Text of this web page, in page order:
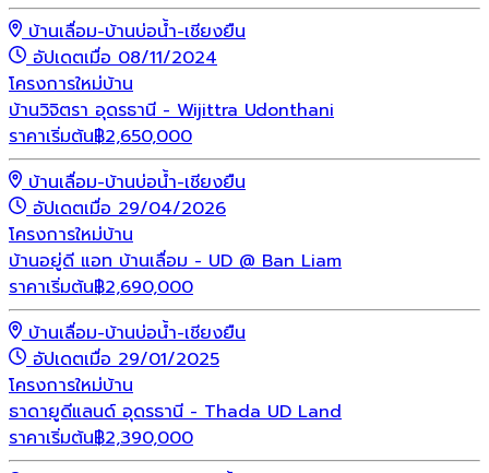
บ้านเลื่อม-บ้านบ่อน้ำ-เชียงยืน
อัปเดตเมื่อ 08/11/2024
โครงการใหม่บ้าน
บ้านวิจิตรา อุดรธานี - Wijittra Udonthani
ราคาเริ่มต้น฿2,650,000
บ้านเลื่อม-บ้านบ่อน้ำ-เชียงยืน
อัปเดตเมื่อ 29/04/2026
โครงการใหม่บ้าน
บ้านอยู่ดี แอท บ้านเลื่อม - UD @ Ban Liam
ราคาเริ่มต้น฿2,690,000
บ้านเลื่อม-บ้านบ่อน้ำ-เชียงยืน
อัปเดตเมื่อ 29/01/2025
โครงการใหม่บ้าน
ธาดายูดีแลนด์ อุดรธานี - Thada UD Land
ราคาเริ่มต้น฿2,390,000